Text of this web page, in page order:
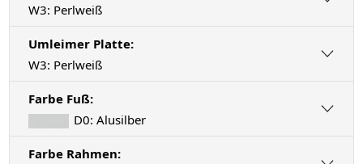
W3: Perlweiß
Umleimer Platte:
W3: Perlweiß
Farbe Fuß:
D0: Alusilber
Farbe Rahmen: